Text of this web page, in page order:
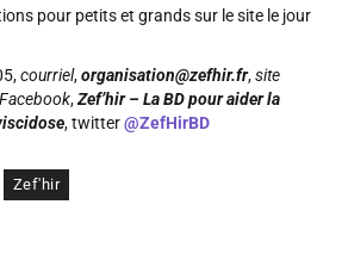
pour petits et grands sur le site le jour
courriel,organisation@zefhir.fr,site
Facebook,Zef’hir – La BD pour aider la
, twitter@ZefHirBD
Zef'hir